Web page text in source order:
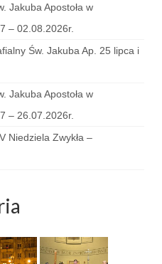
chorych
29.03.2026
12.04.2026
Jakuba Apostoła w
– 02.08.2026r.
Św. Jakuba Ap. 25 lipca i
Jakuba Apostoła w
– 26.07.2026r.
Niedziela Zwykła –